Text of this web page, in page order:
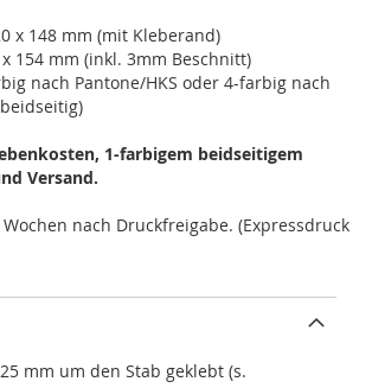
x 148 mm (mit Kleberand)
154 mm (inkl. 3mm Beschnitt)
nach Pantone/HKS oder 4-farbig nach
1-farbigem beidseitigem
Versand.
nach Druckfreigabe. (Expressdruck
mm um den Stab geklebt (s.